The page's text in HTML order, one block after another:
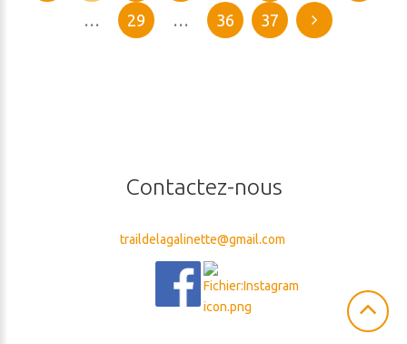
…
29 … 36 37
Contactez-nous
traildelagalinette@gmail.com